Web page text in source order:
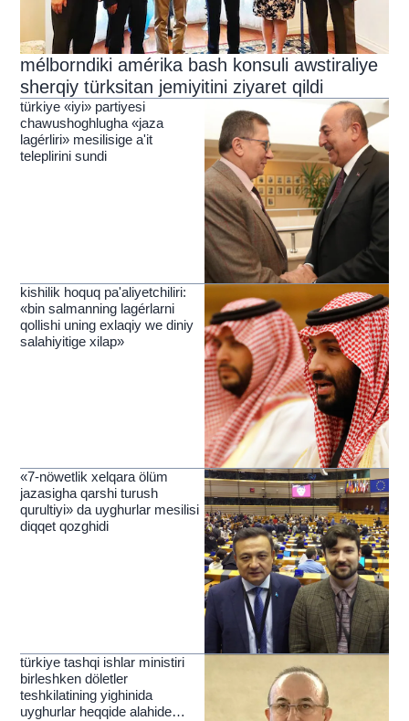
mélborndiki amérika bash konsuli awstiraliye
sherqiy türksitan jemiyitini ziyaret qildi
türkiye «iyi» partiyesi
chawushoghlugha «jaza
lagérliri» mesilisige a'it
teleplirini sundi
kishilik hoquq pa'aliyetchiliri:
«bin salmanning lagérlarni
qollishi uning exlaqiy we diniy
salahiyitige xilap»
«7-nöwetlik xelqara ölüm
jazasigha qarshi turush
qurultiyi» da uyghurlar mesilisi
diqqet qozghidi
türkiye tashqi ishlar ministiri
birleshken döletler
teshkilatining yighinida
uyghurlar heqqide alahide